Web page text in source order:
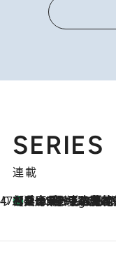
SERIES
連載
47都道府県の手みやげ ひんやりスイーツで夏を満喫
9 Hours Ago
【兵庫県】この夏絶対食べたい 冷やしておいしいおやつ3選 淡路島の恵みをジェラートに集約